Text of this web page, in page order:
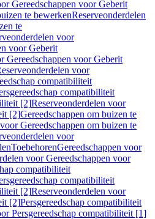
Gereedschappen voor Geberit
te bewerkenReserveonderdelen
te
voor
voor Geberit
Gereedschappen voor Geberit
voor
compatibiliteit
compatibiliteit
[2]Reserveonderdelen voor
[2]Gereedschappen om buizen te
Gereedschappen om buizen te
voor
ToebehorenGereedschappen voor
voor Gereedschappen voor
compatibiliteit
compatibiliteit
[2]Reserveonderdelen voor
[2]Persgereedschap compatibiliteit
Persgereedschap compatibiliteit [1]